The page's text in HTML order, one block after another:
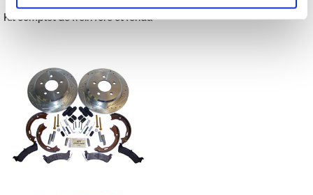
Kit complet de frein foré et fendu